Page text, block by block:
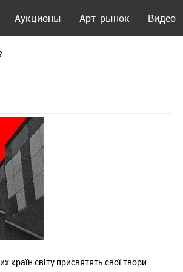
Аукционы Арт-рынок Видео
країн світу присвятять свої твори